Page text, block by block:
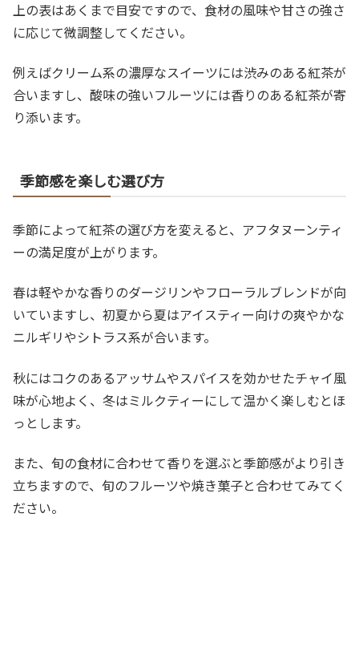
上の表はあくまで目安ですので、食材の風味や甘さの強さ
に応じて微調整してください。
例えばクリーム系の濃厚なスイーツには渋みのある紅茶が
合いますし、酸味の強いフルーツには香りのある紅茶が寄
り添います。
季節感を楽しむ選び方
季節によって紅茶の選び方を変えると、アフタヌーンティ
ーの満足度が上がります。
春は軽やかな香りのダージリンやフローラルブレンドが向
いていますし、初夏から夏はアイスティー向けの爽やかな
ニルギリやシトラス系が合います。
秋にはコクのあるアッサムやスパイスを効かせたチャイ風
味が心地よく、冬はミルクティーにして温かく楽しむとほ
っとします。
また、旬の食材に合わせて香りを選ぶと季節感がより引き
立ちますので、旬のフルーツや焼き菓子と合わせてみてく
ださい。